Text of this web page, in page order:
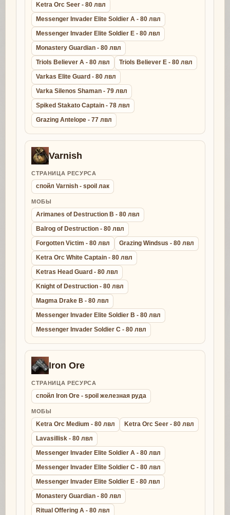
Ketra Orc Seer - 80 лвл
Messenger Invader Elite Soldier A - 80 лвл
Messenger Invader Elite Soldier E - 80 лвл
Monastery Guardian - 80 лвл
Triols Believer A - 80 лвл
Triols Believer E - 80 лвл
Varkas Elite Guard - 80 лвл
Varka Silenos Shaman - 79 лвл
Spiked Stakato Captain - 78 лвл
Grazing Antelope - 77 лвл
Varnish
СТРАНИЦА РЕСУРСА
спойл Varnish - spoil лак
МОБЫ
Arimanes of Destruction B - 80 лвл
Balrog of Destruction - 80 лвл
Forgotten Victim - 80 лвл
Grazing Windsus - 80 лвл
Ketra Orc White Captain - 80 лвл
Ketras Head Guard - 80 лвл
Knight of Destruction - 80 лвл
Magma Drake B - 80 лвл
Messenger Invader Elite Soldier B - 80 лвл
Messenger Invader Soldier C - 80 лвл
Iron Ore
СТРАНИЦА РЕСУРСА
спойл Iron Ore - spoil железная руда
МОБЫ
Ketra Orc Medium - 80 лвл
Ketra Orc Seer - 80 лвл
Lavasillisk - 80 лвл
Messenger Invader Elite Soldier A - 80 лвл
Messenger Invader Elite Soldier C - 80 лвл
Messenger Invader Elite Soldier E - 80 лвл
Monastery Guardian - 80 лвл
Ritual Offering A - 80 лвл